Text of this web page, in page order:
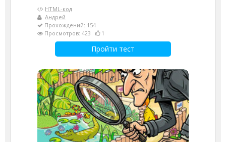
HTML-код
Андрей
Прохождений: 154
Просмотров: 423
1
Пройти тест